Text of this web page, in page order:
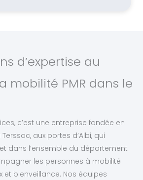
d’expertise au
mobilité PMR dans le
c’est une entreprise fondée en
aux portes d’Albi, qui
dans l’ensemble du département
les personnes à mobilité
et bienveillance. Nos équipes